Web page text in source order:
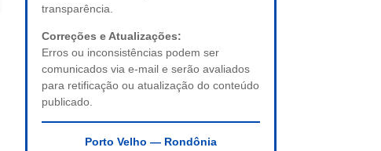
transparência.
Correções e Atualizações:
Erros ou inconsistências podem ser
comunicados via e-mail e serão avaliados
para retificação ou atualização do conteúdo
publicado.
Porto Velho — Rondônia